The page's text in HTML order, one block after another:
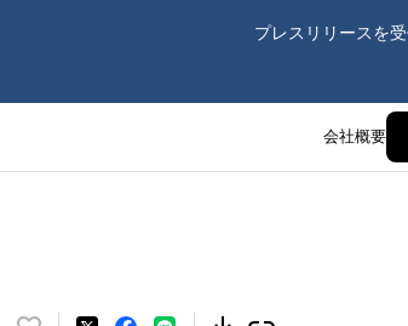
プレスリリースを
会社概要